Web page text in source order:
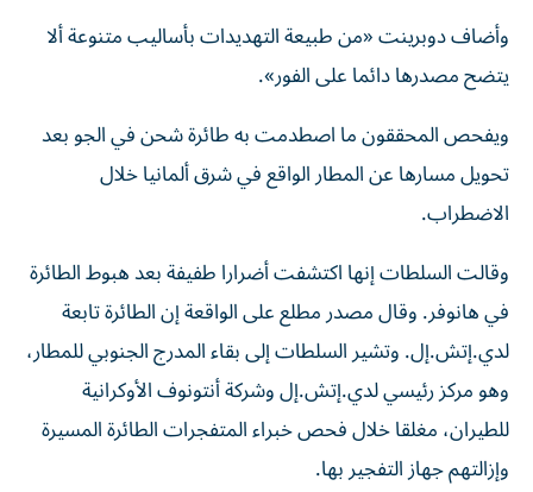
وأضاف دوبرينت «من طبيعة التهديدات بأساليب متنوعة ألا
يتضح مصدرها دائما على الفور».
ويفحص المحققون ما اصطدمت به طائرة ​شحن في ‌الجو بعد
تحويل مسارها عن المطار الواقع في شرق ألمانيا ‌خلال
الاضطراب.
وقالت السلطات إنها اكتشفت أضرارا طفيفة بعد هبوط الطائرة
في هانوفر. وقال مصدر مطلع على الواقعة إن الطائرة تابعة
لدي.إتش.إل. وتشير السلطات إلى بقاء ‌المدرج الجنوبي ‌للمطار،
وهو مركز رئيسي لدي.إتش.إل وشركة ⁠أنتونوف الأوكرانية
للطيران، مغلقا خلال فحص خبراء المتفجرات الطائرة ‌المسيرة
وإزالتهم جهاز التفجير بها.